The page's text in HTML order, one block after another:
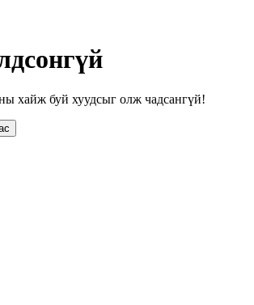
хайж буй хуудсыг олж чадсангүй!